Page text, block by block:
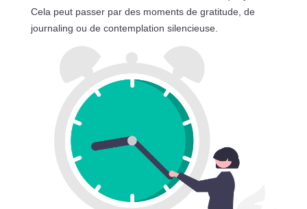
Cela peut passer par des moments de gratitude, de
journaling ou de contemplation silencieuse.